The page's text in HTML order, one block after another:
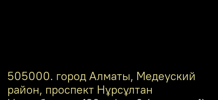
505000. город Алматы, Медеуский
район, проспект Нұрсұлтан